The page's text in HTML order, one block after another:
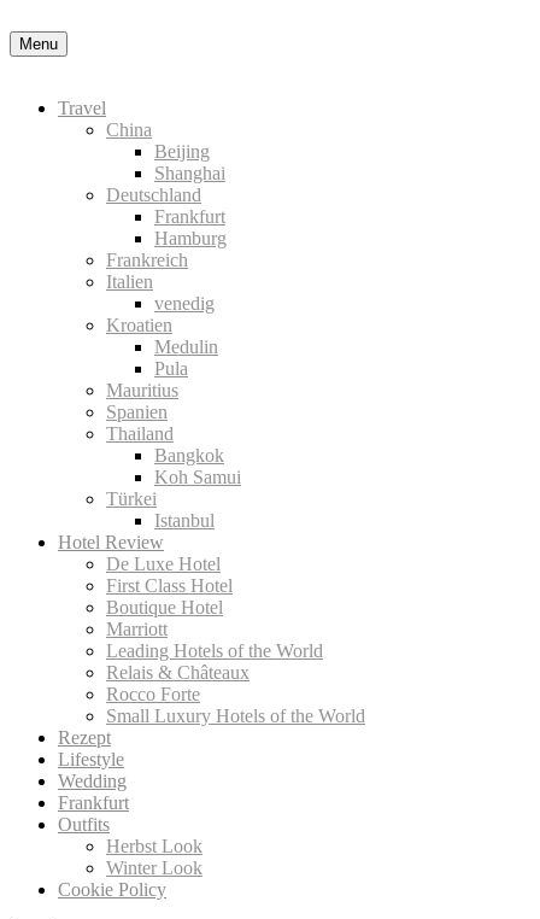
Menu
Travel
China
Beijing
Shanghai
Deutschland
Frankfurt
Hamburg
Frankreich
Italien
venedig
Kroatien
Medulin
Pula
Mauritius
Spanien
Thailand
Bangkok
Koh Samui
Türkei
Istanbul
Hotel Review
De Luxe Hotel
First Class Hotel
Boutique Hotel
Marriott
Leading Hotels of the World
Relais & Châteaux
Rocco Forte
Small Luxury Hotels of the World
Rezept
Lifestyle
Wedding
Frankfurt
Outfits
Herbst Look
Winter Look
Cookie Policy
Datenschutzerklärung